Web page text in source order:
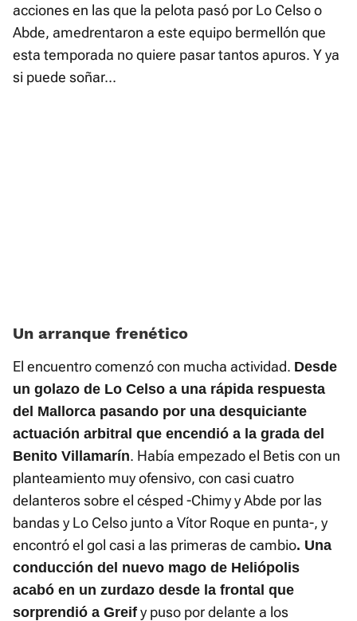
acciones en las que la pelota pasó por Lo Celso o
Abde, amedrentaron a este equipo bermellón que
esta temporada no quiere pasar tantos apuros. Y ya
si puede soñar...
Un arranque frenético
El encuentro comenzó con mucha actividad. Desde
un golazo de Lo Celso a una rápida respuesta
del Mallorca pasando por una desquiciante
actuación arbitral que encendió a la grada del
Benito Villamarín. Había empezado el Betis con un
planteamiento muy ofensivo, con casi cuatro
delanteros sobre el césped -Chimy y Abde por las
bandas y Lo Celso junto a Vítor Roque en punta-, y
encontró el gol casi a las primeras de cambio. Una
conducción del nuevo mago de Heliópolis
acabó en un zurdazo desde la frontal que
sorprendió a Greif y puso por delante a los